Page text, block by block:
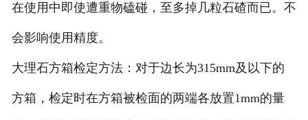
在使用中即使遭重物磕碰，至多掉几粒石碴而已。不
会影响使用精度。
大理石方箱检定方法：对于边长为315mm及以下的
方箱，检定时在方箱被检面的两端各放置1mm的量